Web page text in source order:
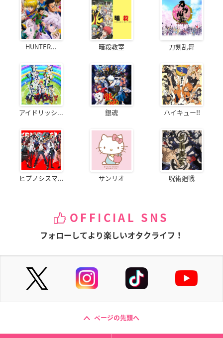
HUNTER... 暗殺教室 刀剣乱舞
アイドリッシ... 銀魂 ハイキュー!!
ヒプノシスマ... サンリオ 呪術廻戦
OFFICIAL SNS
フォローしてより楽しいオタクライフ！
ページの先頭へ